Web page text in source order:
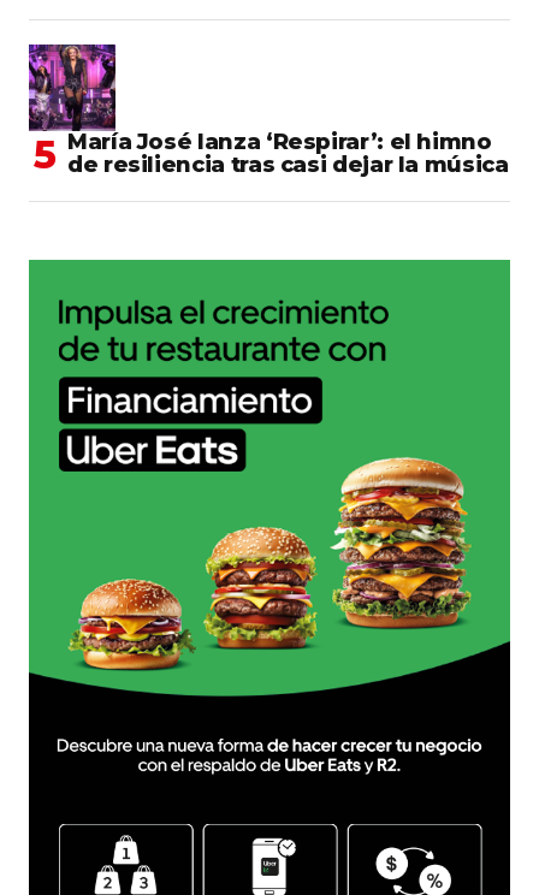
María José lanza ‘Respirar’: el himno
de resiliencia tras casi dejar la música